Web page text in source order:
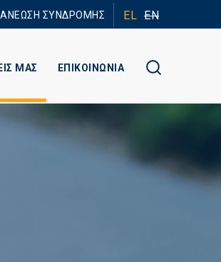
ΣΥΝΔΡΟΜΗΣ EL EN
ΜΑΣ ΕΠΙΚΟΙΝΩΝΙΑ